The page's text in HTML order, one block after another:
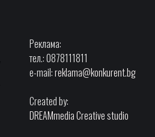
Реклама:
тел.: 0878111811
e-mail:reklama@konkurent.bg
Created by:
DREAMmedia Creative studio